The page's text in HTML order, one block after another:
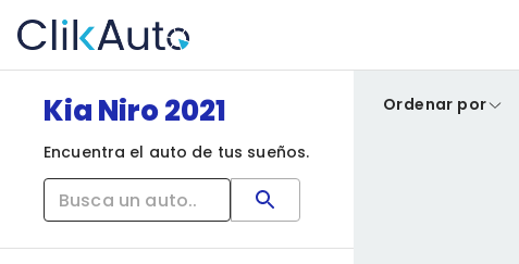
Kia Niro 2021
Encuentra el auto de tus sueños.
Ordenar por